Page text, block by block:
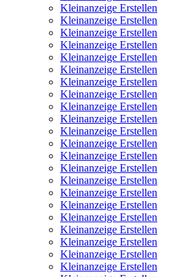
Kleinanzeige Erstellen
Kleinanzeige Erstellen
Kleinanzeige Erstellen
Kleinanzeige Erstellen
Kleinanzeige Erstellen
Kleinanzeige Erstellen
Kleinanzeige Erstellen
Kleinanzeige Erstellen
Kleinanzeige Erstellen
Kleinanzeige Erstellen
Kleinanzeige Erstellen
Kleinanzeige Erstellen
Kleinanzeige Erstellen
Kleinanzeige Erstellen
Kleinanzeige Erstellen
Kleinanzeige Erstellen
Kleinanzeige Erstellen
Kleinanzeige Erstellen
Kleinanzeige Erstellen
Kleinanzeige Erstellen
Kleinanzeige Erstellen
Kleinanzeige Erstellen